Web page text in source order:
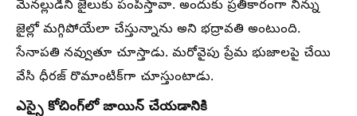
మేనల్లుడిని జైలుకు పంపిస్తావా. అందుకు ప్రతికారంగా నిన్ను
జైల్లో మగ్గిపోయేలా చేస్తున్నాను అని భద్రావతి అంటుంది.
సేనాపతి నవ్వుతూ చూస్తాడు. మరోవైపు ప్రేమ భుజాలపై చేయి
వేసి ధీరజ్ రొమాంటిక్‌గా చూస్తుంటాడు.
ఎస్సై కోచింగ్‌లో జాయిన్ చేయడానికి